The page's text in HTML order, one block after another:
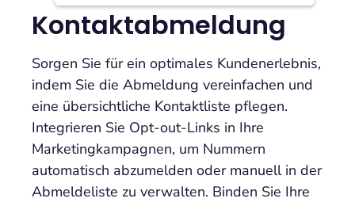
Kontaktabmeldung
Sorgen Sie für ein optimales Kundenerlebnis,
indem Sie die Abmeldung vereinfachen und
eine übersichtliche Kontaktliste pflegen.
Integrieren Sie Opt-out-Links in Ihre
Marketingkampagnen, um Nummern
automatisch abzumelden oder manuell in der
Abmeldeliste zu verwalten. Binden Sie Ihre